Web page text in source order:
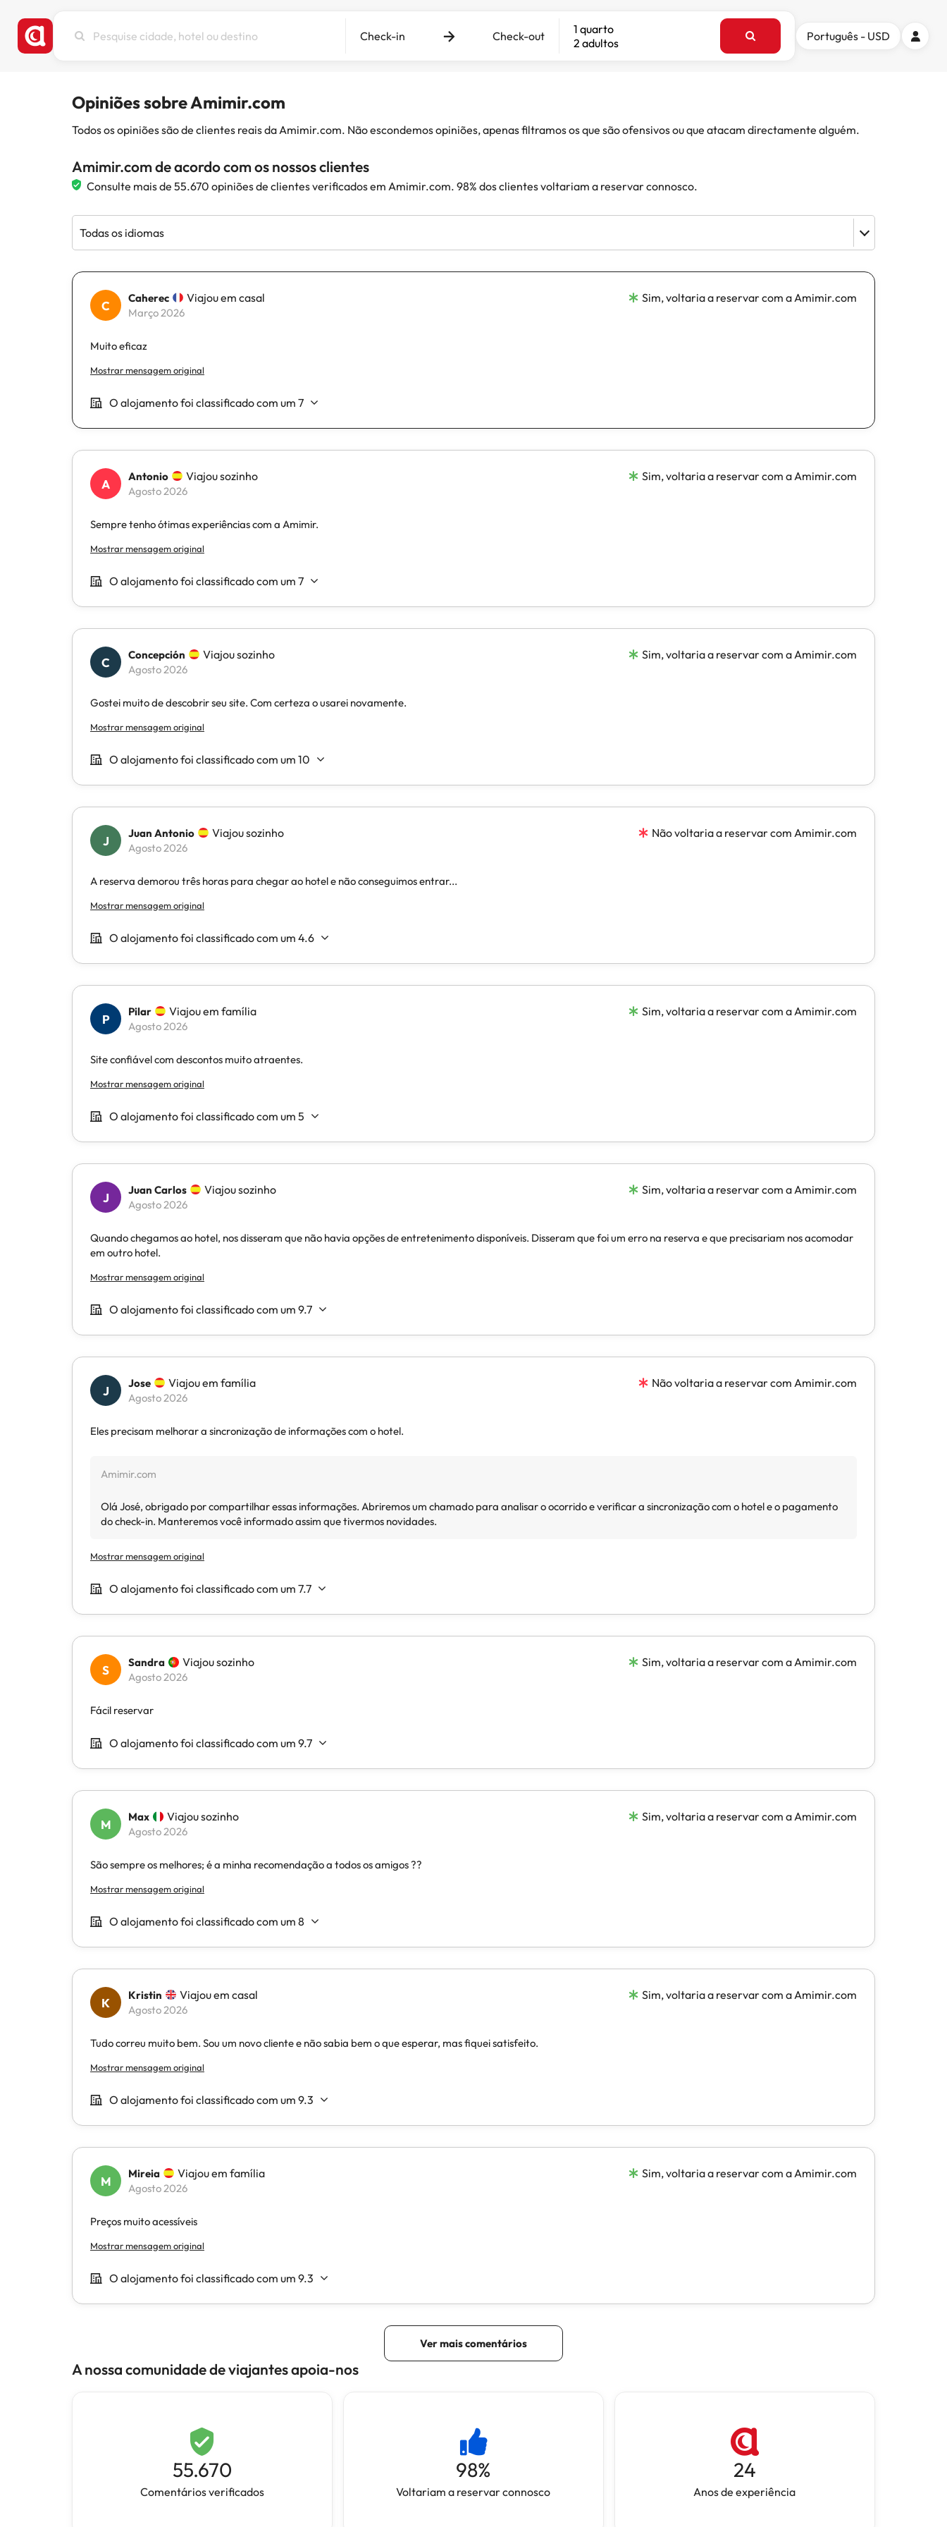
cidade,
Check-in Check-out
1 quarto
2 adultos
Português - USD
Opiniões sobre Amimir.com
Todos os opiniões são de clientes reais da Amimir.com. Não escondemos opiniões, apenas filtramos os que são ofensivos ou que atacam directamente alguém.
Amimir.com de acordo com os nossos clientes
Consulte mais de 55.670 opiniões de clientes verificados em Amimir.com. 98% dos clientes voltariam a reservar connosco.
A nossa comunidade de viajantes apoia-nos
55.670
Comentários verificados
98%
Voltariam a reservar connosco
24
Anos de experiência